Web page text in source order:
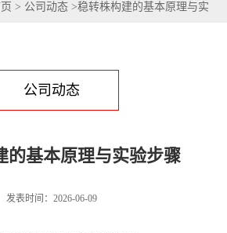
> 公司动态 >稳转株构建的基本原理与实
公司动态
的基本原理与实验步骤
发表时间：2026-06-09